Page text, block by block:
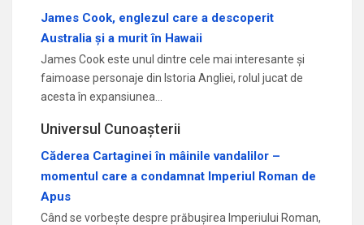
James Cook, englezul care a descoperit
Australia și a murit în Hawaii
James Cook este unul dintre cele mai interesante și
faimoase personaje din Istoria Angliei, rolul jucat de
acesta în expansiunea…
Universul Cunoașterii
Căderea Cartaginei în mâinile vandalilor –
momentul care a condamnat Imperiul Roman de
Apus
Când se vorbește despre prăbușirea Imperiului Roman,